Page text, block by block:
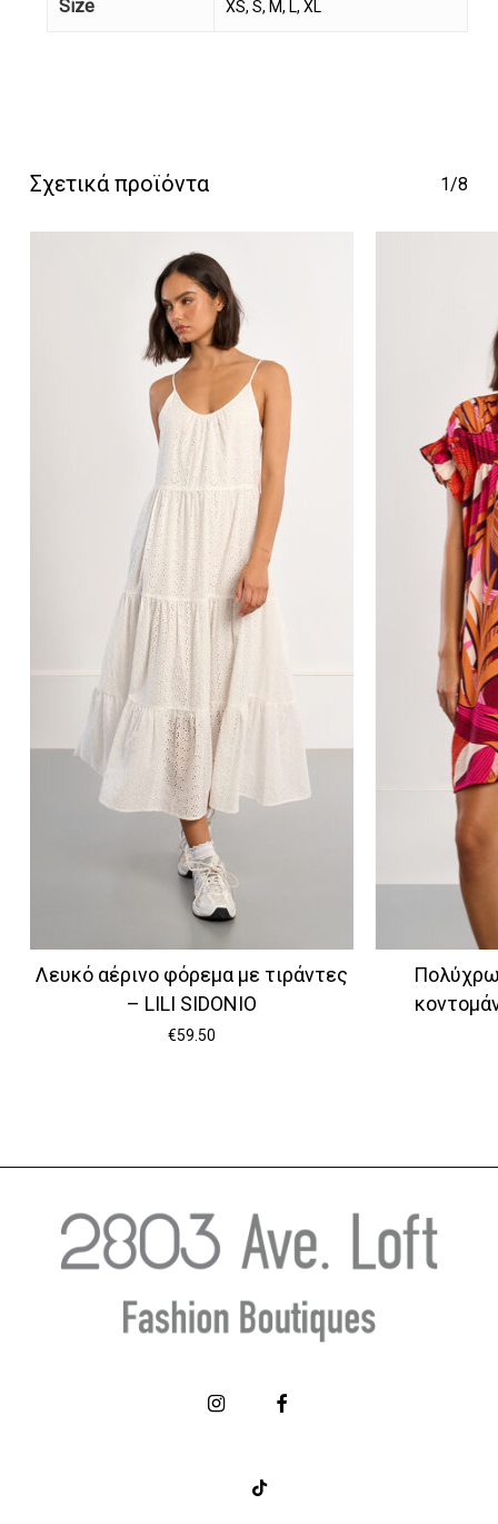
καλάθι σας.
Size XS, S, M, L, XL
Σχετικά προϊόντα 1/8
Λευκό αέρινο φόρεμα με τιράντες
– LILI SIDONIO
€59.50